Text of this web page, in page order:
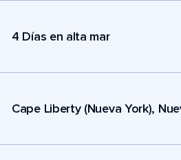
4 Días en alta mar
Cape Liberty (Nueva York),